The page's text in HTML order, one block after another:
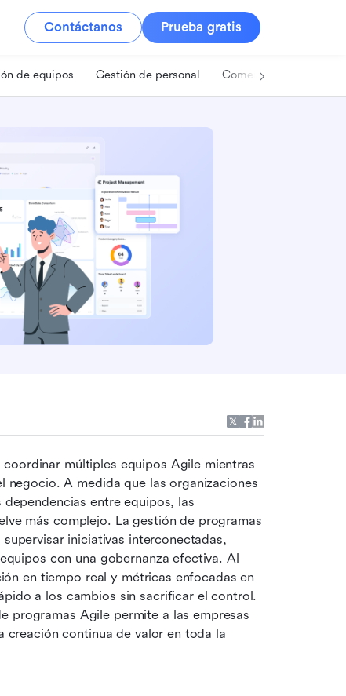
Contáctanos Prueba gratis
de equipos Gestión de personal Comercio minorista
coordinar múltiples equipos Agile mientras
negocio. A medida que las organizaciones
entre equipos, las
más complejo. La gestión de programas
iniciativas interconectadas,
con una gobernanza efectiva. Al
en tiempo real y métricas enfocadas en
a los cambios sin sacrificar el control.
programas Agile permite a las empresas
creación continua de valor en toda la